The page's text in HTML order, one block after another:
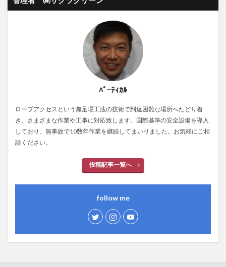
ﾊﾞｰﾃｨｶﾙ
ロープアクセスという無足場工法の技術で到達困難な場所へたどり着
き、さまざまな作業や工事に対応致します。国際基準の安全設備を導入
しており、無事故で10数年作業を継続してまいりました。お気軽にご相
談ください。
投稿記事一覧へ
follow me